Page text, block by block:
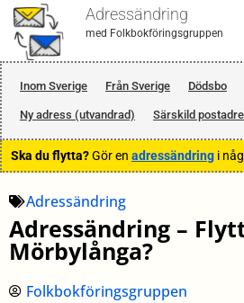
Adressändring
med Folkbokföringsgruppen
Inom Sverige Från Sverige Dödsbo
Ny adress (utvandrad) Särskild
Ska du flytta?Gör en adressändring i
Adressändring
Adressändring –
Mörbylånga?
Folkbokföringsgruppen